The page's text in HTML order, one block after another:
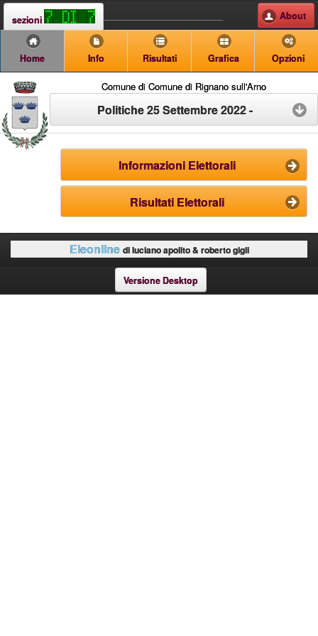
sezioni About
Home Info Risultati Grafica Opzioni
Comune di Comune di Rignano sull'Arno
Politiche 25 Settembre 2022 -
Informazioni Elettorali
Risultati Elettorali
Eleonline di luciano apolito & roberto gigli
Versione Desktop